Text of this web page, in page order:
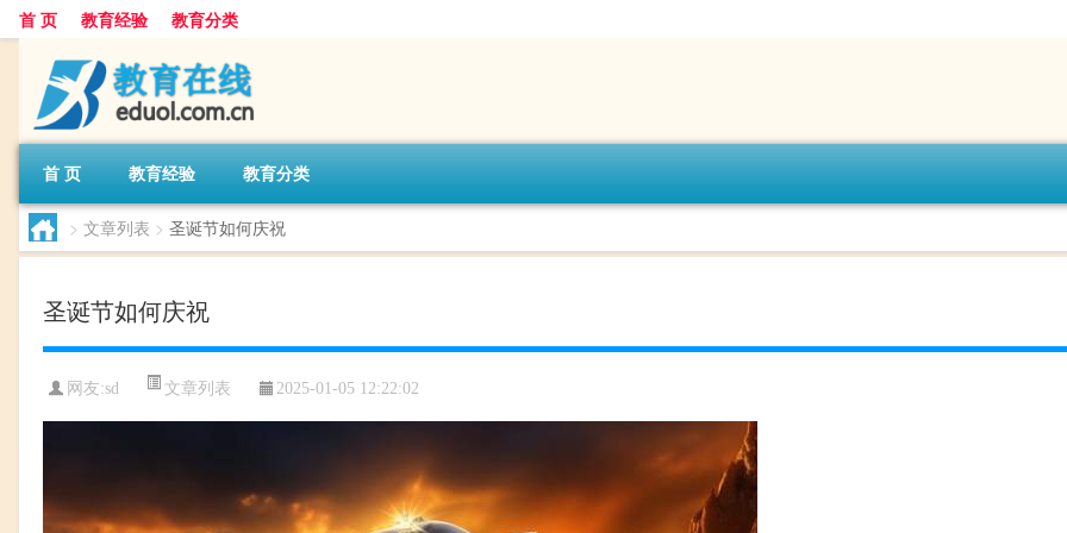
首 页 教育经验 教育分类
首 页 教育经验 教育分类
> 文章列表 > 圣诞节如何庆祝
圣诞节如何庆祝
网友:sd 文章列表 2025-01-05 12:22:02